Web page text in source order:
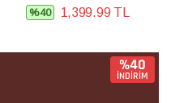
%40 1,399.99 TL
%40
İNDİRİM